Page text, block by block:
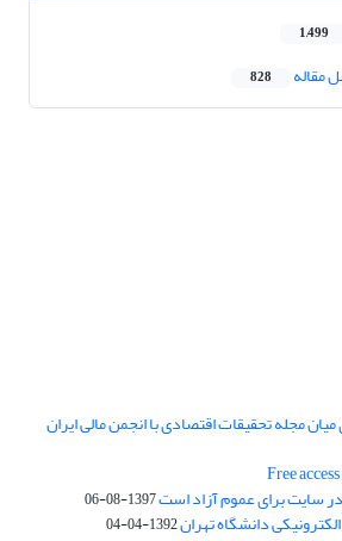
1,499
مقاله 828
مجله تحقیقات اقتصادی با انجمن مالی ایران
Free
سایت برای عموم آزاد است1397-08-06
دانشگاه تهران1392-04-04